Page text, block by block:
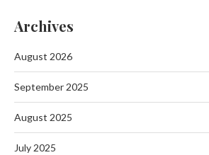
Archives
August 2026
September 2025
August 2025
July 2025